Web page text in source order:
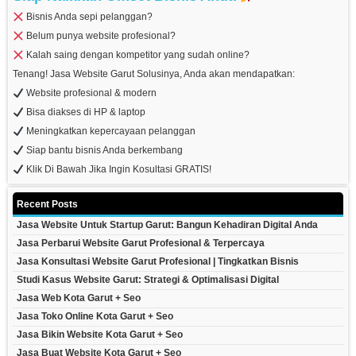
Bisnis Anda sepi pelanggan?
Belum punya website profesional?
Kalah saing dengan kompetitor yang sudah online?
Tenang! Jasa Website Garut Solusinya, Anda akan mendapatkan:
Website profesional & modern
Bisa diakses di HP & laptop
Meningkatkan kepercayaan pelanggan
Siap bantu bisnis Anda berkembang
Klik Di Bawah Jika Ingin Kosultasi GRATIS!
Recent Posts
Jasa Website Untuk Startup Garut: Bangun Kehadiran Digital Anda
Jasa Perbarui Website Garut Profesional & Terpercaya
Jasa Konsultasi Website Garut Profesional | Tingkatkan Bisnis
Studi Kasus Website Garut: Strategi & Optimalisasi Digital
Jasa Web Kota Garut + Seo
Jasa Toko Online Kota Garut + Seo
Jasa Bikin Website Kota Garut + Seo
Jasa Buat Website Kota Garut + Seo